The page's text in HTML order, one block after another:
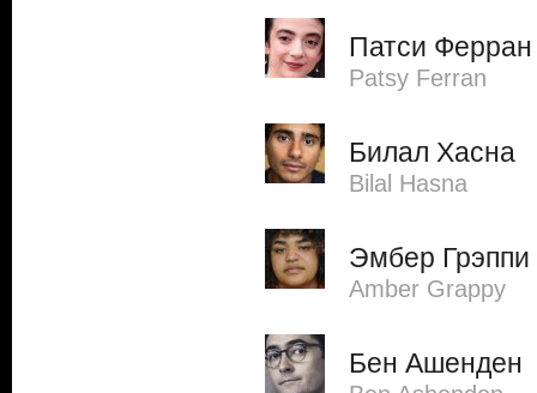
Патси Ферран
Patsy Ferran
Билал Хасна
Bilal Hasna
Эмбер Грэппи
Amber Grappy
Бен Ашенден